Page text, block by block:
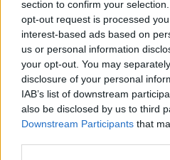
section to confirm your
opt-out request is processed
interest-based ads based on
us or personal information
your opt-out. You may
disclosure of your personal
IAB’s list of downstream
also be disclosed by us to third
Downstream Participants that
“Abbiamo continuato ad operare
programma di ritorno del
dollari nel trimestre e portando
di capitale a quota 94 miliardi di
Apple fornisce la seguente
proprio anno fiscale 2015: